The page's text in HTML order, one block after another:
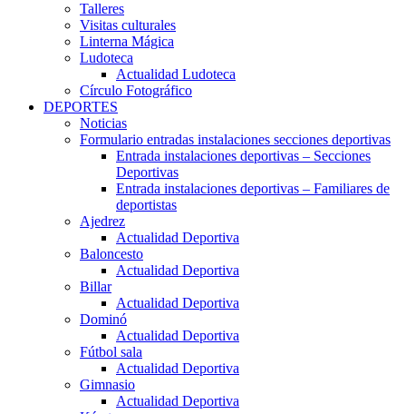
Talleres
Visitas culturales
Linterna Mágica
Ludoteca
Actualidad Ludoteca
Círculo Fotográfico
DEPORTES
Noticias
Formulario entradas instalaciones secciones deportivas
Entrada instalaciones deportivas – Secciones
Deportivas
Entrada instalaciones deportivas – Familiares de
deportistas
Ajedrez
Actualidad Deportiva
Baloncesto
Actualidad Deportiva
Billar
Actualidad Deportiva
Dominó
Actualidad Deportiva
Fútbol sala
Actualidad Deportiva
Gimnasio
Actualidad Deportiva